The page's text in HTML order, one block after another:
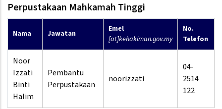
Perpustakaan Mahkamah Tinggi
Nama Jawatan
Emel
[at]kehakiman.gov.my
No.
Telefon
Noor
Izzati
Binti
Halim
Pembantu
Perpustakaan
noorizzati
04-
2514
122